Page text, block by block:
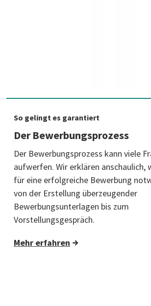
So gelingt es garantiert
Der Bewerbungsprozess
Der Bewerbungsprozess kann viele
aufwerfen. Wir erklären anschaulich,
für eine erfolgreiche Bewerbung
von der Erstellung überzeugender
Bewerbungsunterlagen bis zum
Vorstellungsgespräch.
Mehr erfahren